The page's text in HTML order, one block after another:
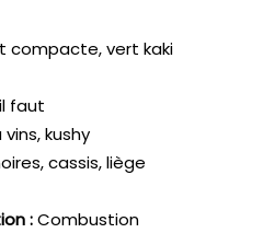
compacte, vert kaki
faut
kushy
cassis, liège
:Combustion